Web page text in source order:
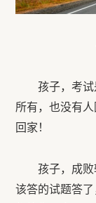
孩子，考
所有，也没有
回家！
孩子，成
该答的试题答